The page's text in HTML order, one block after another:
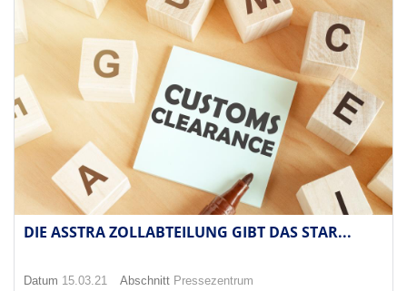
DIE ASSTRA ZOLLABTEILUNG GIBT DAS STAR...
Datum 15.03.21 Abschnitt Pressezentrum